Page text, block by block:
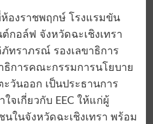
ห้องราชพฤกษ์ โรงแรมขัน
กอล์ฟ จังหวัดฉะเชิงเทรา
ทราภรณ์ รองเลขาธิการ
การคณะกรรมการนโยบาย
วันออก เป็นประธานการ
จเกี่ยวกับ EEC ให้แก่ผู้
นในจังหวัดฉะเชิงเทรา พร้อม